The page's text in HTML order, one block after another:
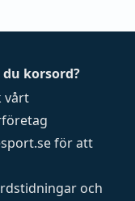
korsord?
vårt
för att
och